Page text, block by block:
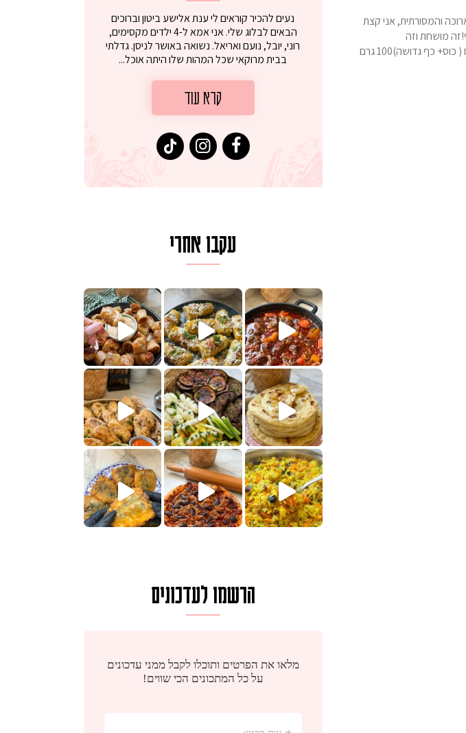
והמסורתית, אני קצת
מושחת וזה
טעיםםםםם!!!! חבל על הברברת בואו נתחיל.. המרכיבים:250 מל מים ( כוס מדידה)150 גרם קמח ( כוס+ כף גדושה)100 גרם
נעים להכיר קוראים לי ענת אלישע ביטון וברוכים
הבאים לבלוג שלי. אני אמא ל-4 ילדים מקסימים,
רוני, יובל, נועם ואריאל. נשואה באושר לניסן. גדלתי
בבית מרוקאי שכל המהות שלו היתה אוכל...
קרא עוד
עקבו אחרי
. גולש המר
קלחי תירס צרובים על מחבת עם גבינה בולגרית מעודנת מ
נשנושי פרגיות קריספיים ממכרים שמכינים בכמה דקות עב
של מופלטה וספינז׳, רעיון מעולאז מה בשבילכם? בפ
פסטל טוניסאי לתשעת הימים, חשבתי מה לחדש לכם ונראה
למתכון
של תשעת הימים ולמה היא נקראת ככה? ההסבר בסרטו
מז׳ווז׳ין או בתרגום לעברית, מחותניםמתכון ראש
הרשמו לעדכונים